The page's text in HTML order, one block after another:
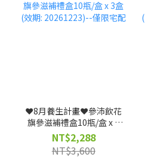
❤️8月養生計畫❤️參沛飲花
旗參滋補禮盒10瓶/盒 x 3
盒 (效期: 20261223)--僅限
宅配
NT$2,288
NT$3,600